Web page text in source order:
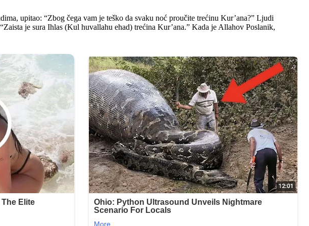
upitao: “Zbog čega vam je teško da svaku noć proučite trećinu Kur’ana?” Ljudi
je sura Ihlas (Kul huvallahu ehad) trećina Kur’ana.” Kada je Allahov Poslanik,